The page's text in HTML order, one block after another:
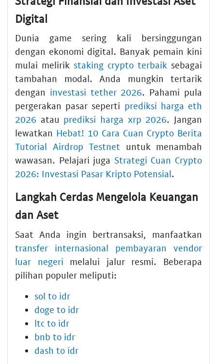
Digital
Dunia game sering kali bersinggungan
dengan ekonomi digital. Banyak pemain kini
mulai melirik staking crypto terbaik sebagai
tambahan modal. Anda mungkin tertarik
dengan investasi tether 2026. Pahami pula
pergerakan pasar seperti prediksi harga eth
2026 atau prediksi harga xrp 2026. Jangan
lewatkan Hebat! 10 Cara Cuan Crypto Berita
Tutorial Airdrop Testnet untuk menambah
wawasan. Pelajari juga Strategi Cuan Crypto
2026: Investasi Pasar Kripto Potensial.
Langkah Cerdas Mengelola Keuangan
dan Aset
Saat Anda ingin bertransaksi, manfaatkan
transfer internasional pembayaran vendor
luar negeri melalui jalur resmi. Beberapa
pilihan populer meliputi:
sol to idr
doge to idr
ltc to idr
bnb to idr
dash to idr